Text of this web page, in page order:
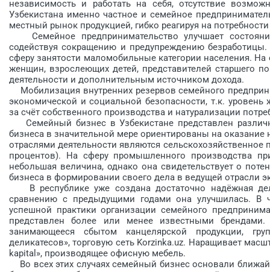
независимость и работать на себя, отсутствие
Узбекистана именно частное и семейное
местный рынок продукцией, гибко реагируя на
Семейное предпринимательство улучшает
содействуя сокращению и предупреж­дению
сферу занятости маломобильные категории населения.
женщин, взрослеющих детей, представителей старшего
деятельности и до­полнительным источником до­хода.
Мобилизация внутренних резервов семейного
экономической и социальной безопасности, т.к.
за счёт собственного производства и натурализации
Семейный бизнес в Узбекистане представлен
бизнеса в значительной мере ориентированы на
отраслями деятельности являются сельскохозяйственное
процентов). На сферу промышленного производства
небольшая величина, однако она свидетельствует о
бизнеса в формировании своего дела в ведущей отрасли
В республике уже создана достаточно надёжная
сравнению с предыдущими годами она улучшилась. В
успешной практики организации семейного
представлен более или менее известными
занимающееся сбытом канцелярской продукции,
деликатесов», торговую сеть Korzinka.uz. Наращивает
kapital», производящее офисную мебель.
Во всех этих случаях семейный бизнес основали